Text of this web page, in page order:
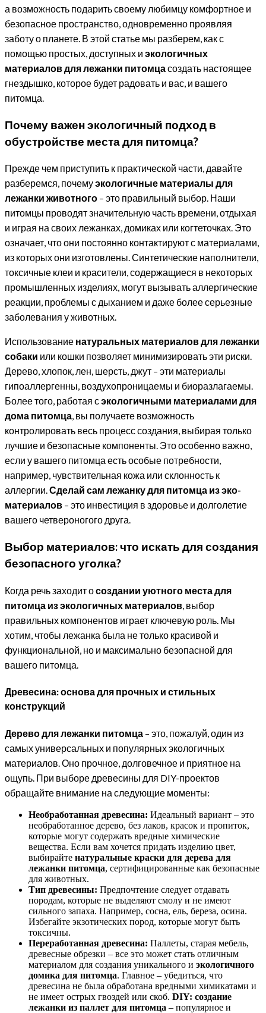
а возможность подарить своему любимцу комфортное и
безопасное пространство, одновременно проявляя
заботу о планете. В этой статье мы разберем, как с
помощью простых, доступных и экологичных
материалов для лежанки питомцасоздать настоящее
гнездышко, которое будет радовать и вас, и вашего
питомца.
Почему важен экологичный подход в
обустройстве места для питомца?
Прежде чем приступить к практической части, давайте
разберемся, почемуэкологичные материалы для
лежанки животного – это правильный выбор. Наши
питомцы проводят значительную часть времени, отдыхая
и играя на своих лежанках, домиках или когтеточках. Это
означает, что они постоянно контактируют с материалами,
из которых они изготовлены. Синтетические наполнители,
токсичные клеи и красители, содержащиеся в некоторых
промышленных изделиях, могут вызывать аллергические
реакции, проблемы с дыханием и даже более серьезные
заболевания у животных.
Использование натуральных материалов для лежанки
собаки или кошки позволяет минимизировать эти риски.
Дерево, хлопок, лен, шерсть, джут – эти материалы
гипоаллергенны, воздухопроницаемы и биоразлагаемы.
Более того, работая сэкологичными материалами для
дома питомца, вы получаете возможность
контролировать весь процесс создания, выбирая только
лучшие и безопасные компоненты. Это особенно важно,
если у вашего питомца есть особые потребности,
например, чувствительная кожа или склонность к
аллергии.Сделай сам лежанку для питомца из эко-
материалов – это инвестиция в здоровье и долголетие
вашего четвероногого друга.
Выбор материалов: что искать для создания
безопасного уголка?
Когда речь заходит осоздании уютного места для
питомца из экологичных материалов , выбор
правильных компонентов играет ключевую роль. Мы
хотим, чтобы лежанка была не только красивой и
функциональной, но и максимально безопасной для
вашего питомца.
Древесина: основа для прочных и стильных
конструкций
Дерево для лежанки питомца – это, пожалуй, один из
самых универсальных и популярных экологичных
материалов. Оно прочное, долговечное и приятное на
ощупь. При выборе древесины для DIY-проектов
обращайте внимание на следующие моменты:
Необработанная древесина: Идеальный вариант – это
необработанное дерево, без лаков, красок и пропиток,
которые могут содержать вредные химические
вещества. Если вам хочется придать изделию цвет,
выбирайте натуральные краски для дерева для
лежанки питомца, сертифицированные как безопасные
для животных.
Тип древесины: Предпочтение следует отдавать
породам, которые не выделяют смолу и не имеют
сильного запаха. Например, сосна, ель, береза, осина.
Избегайте экзотических пород, которые могут быть
токсичны.
Переработанная древесина: Паллеты, старая мебель,
древесные обрезки – все это может стать отличным
материалом для создания уникального и экологичного
домика для питомца. Главное – убедиться, что
древесина не была обработана вредными химикатами и
не имеет острых гвоздей или скоб. DIY: создание
лежанки из паллет для питомца – популярное и